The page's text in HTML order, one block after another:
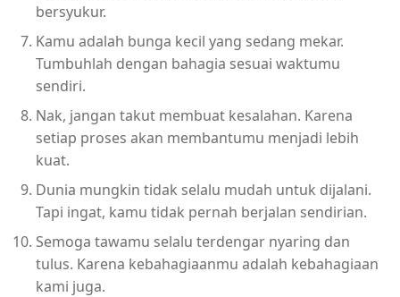
bersyukur.
Kamu adalah bunga kecil yang sedang mekar.
Tumbuhlah dengan bahagia sesuai waktumu
sendiri.
Nak, jangan takut membuat kesalahan. Karena
setiap proses akan membantumu menjadi lebih
kuat.
Dunia mungkin tidak selalu mudah untuk dijalani.
Tapi ingat, kamu tidak pernah berjalan sendirian.
Semoga tawamu selalu terdengar nyaring dan
tulus. Karena kebahagiaanmu adalah kebahagiaan
kami juga.